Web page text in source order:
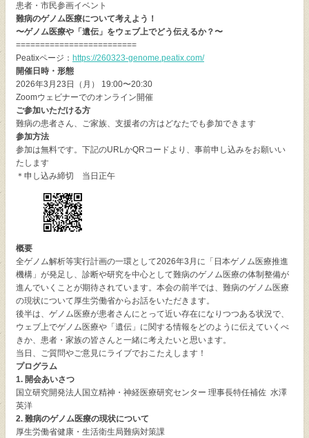
患者・市民参画イベント
難病のゲノム医療について考えよう！
〜ゲノム医療や「遺伝」をウェブ上でどう伝えるか？〜
=========================
Peatixページ： https://260323-genome.peatix.com/
開催日時・形態
2026年3月23日（月） 19:00〜20:30
Zoomウェビナーでのオンライン開催
ご参加いただける方
難病の患者さん、ご家族、支援者の方はどなたでも参加できます
参加方法
参加は無料です。下記のURLかQRコードより、事前申し込みをお願いい
たします
＊申し込み締切 当日正午
概要
全ゲノム解析等実行計画の一環として2026年3月に「日本ゲノム医療推進
機構」が発足し、診断や研究を中心として難病のゲノム医療の体制整備が
進んでいくことが期待されています。本会の前半では、難病のゲノム医療
の現状について厚生労働省からお話をいただきます。
後半は、ゲノム医療が患者さんにとって近い存在になりつつある状況で、
ウェブ上でゲノム医療や「遺伝」に関する情報をどのように伝えていくべ
きか、患者・家族の皆さんと一緒に考えたいと思います。
当日、ご質問やご意見にライブでおこたえします！
プログラム
1. 開会あいさつ
国立研究開発法人国立精神・神経医療研究センター 理事長特任補佐 水澤
英洋
2. 難病のゲノム医療の現状について
厚生労働省健康・生活衛生局難病対策課